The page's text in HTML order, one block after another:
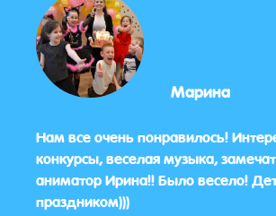
Марина
Нам все очень понравилось!
конкурсы, веселая музыка,
аниматор Ирина!! Было весело!
праздником)))